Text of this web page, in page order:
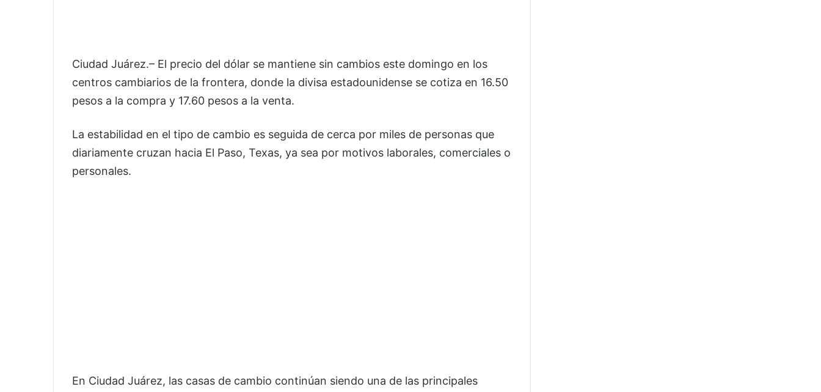
Ciudad Juárez.– El precio del dólar se mantiene sin cambios este domingo en los
centros cambiarios de la frontera, donde la divisa estadounidense se cotiza en 16.50
pesos a la compra y 17.60 pesos a la venta.
La estabilidad en el tipo de cambio es seguida de cerca por miles de personas que
diariamente cruzan hacia El Paso, Texas, ya sea por motivos laborales, comerciales o
personales.
En Ciudad Juárez, las casas de cambio continúan siendo una de las principales